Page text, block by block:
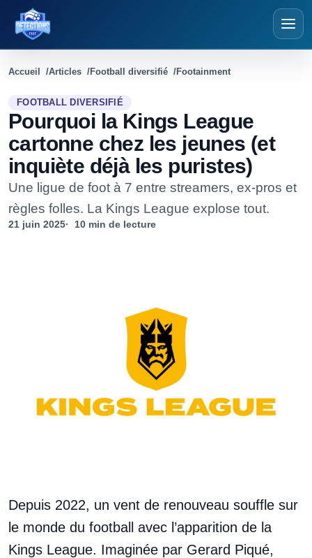
Détections Foot
Accueil Articles Football diversifié Footainment
FOOTBALL DIVERSIFIÉ
Pourquoi la Kings League
cartonne chez les jeunes (et
inquiète déjà les puristes)
Une ligue de foot à 7 entre streamers, ex-pros et
règles folles. La Kings League explose tout.
21 juin 2025 10 min de lecture
Depuis 2022, un vent de renouveau souffle sur
le monde du football avec l’apparition de la
Kings League. Imaginée par Gerard Piqué,